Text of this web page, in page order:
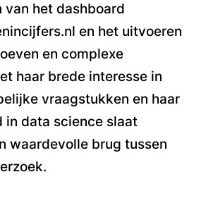
van het dashboard
en het uitvoeren
en complexe
haar brede interesse in
vraagstukken en haar
in data science slaat
waardevolle brug tussen